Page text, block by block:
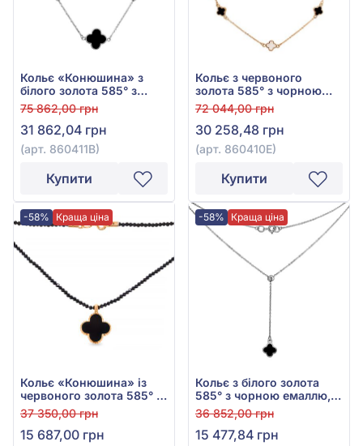
Кольє «Конюшина» з
білого золота 585° з
чорною емаллю, арт.
860411В
75 862,00 грн
31 862,04 грн
(арт. 860411В)
Купити
Кольє з червоного
золота 585° з чорною
емаллю, арт. 860410Е
72 044,00 грн
30 258,48 грн
(арт. 860410Е)
Купити
-58% Краща ціна
Кольє «Конюшина» із
червоного золота 585° з
чорною емаллю та
чорним агатом, арт.
869315Е
37 350,00 грн
15 687,00 грн
-58% Краща ціна
Кольє з білого золота
585° з чорною емаллю,
арт. 860356В
36 852,00 грн
15 477,84 грн